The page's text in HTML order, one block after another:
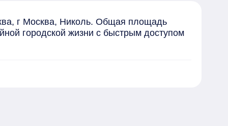
г Москва, Николь. Общая площадь
городской жизни с быстрым доступом